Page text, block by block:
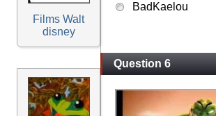
Films Walt
disney
BadKaelou
Question 6